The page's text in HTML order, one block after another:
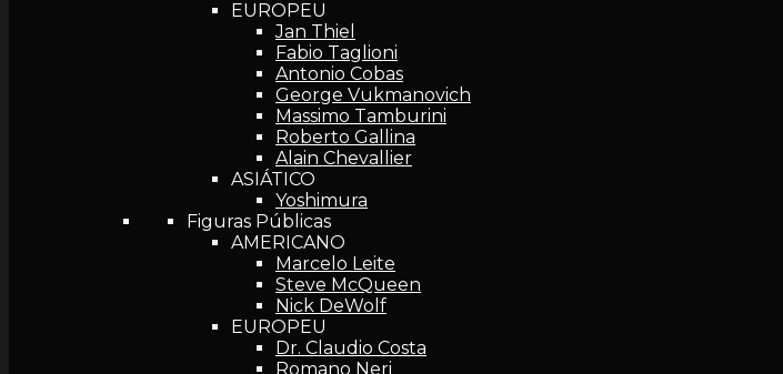
EUROPEU
Jan Thiel
Fabio Taglioni
Antonio Cobas
George Vukmanovich
Massimo Tamburini
Roberto Gallina
Alain Chevallier
ASIÁTICO
Yoshimura
Figuras Públicas
AMERICANO
Marcelo Leite
Steve McQueen
Nick DeWolf
EUROPEU
Dr. Claudio Costa
Romano Neri